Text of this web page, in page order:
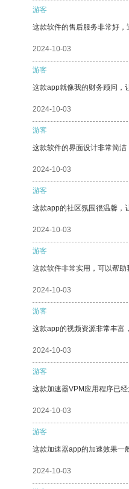
游客
这款软件的售后服务非常好，
2024-10-03
游客
这款app就像我的财务顾问，
2024-10-03
游客
这款软件的界面设计非常简洁
2024-10-03
游客
这款app的社区氛围很温馨，
2024-10-03
游客
这款软件非常实用，可以帮助
2024-10-03
游客
这款app的视频资源非常丰富
2024-10-03
游客
这款加速器VPM应用程序已
2024-10-03
游客
这款加速器app的加速效果一
2024-10-03